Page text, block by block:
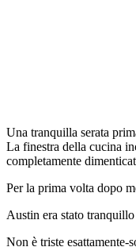
Una tranquilla serata
La finestra della cucina
completamente
Per la prima volta dopo
Austin era stato
Non è triste esattamente-